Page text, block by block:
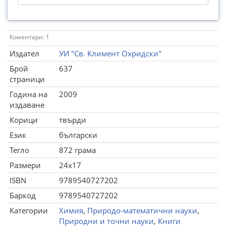
Коментари: 1
Издател
УИ "Св. Климент Охридски"
Брой
страници
637
Година на
издаване
2009
Корици
твърди
Език
български
Тегло
872 грама
Размери
24x17
ISBN
9789540727202
Баркод
9789540727202
Категории
Химия, Природо-математични науки,
Природни и точни науки, Книги